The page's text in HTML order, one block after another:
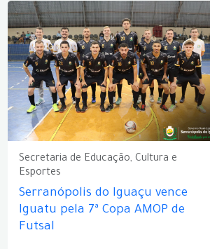
Secretaria de Educação, Cultura e
Esportes
Serranópolis do Iguaçu vence
Iguatu pela 7ª Copa AMOP de
Futsal